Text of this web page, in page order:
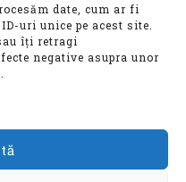
date, cum ar fi
uri unice pe acest site.
îți retragi
negative asupra unor
second hand, este
nu doar o
ci și o
siguranța și
drepturile